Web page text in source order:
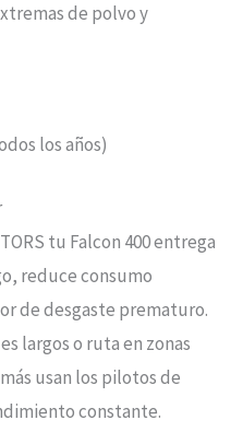
de polvo y
los años)
tu Falcon 400 entrega
reduce consumo
de desgaste prematuro.
largos o ruta en zonas
usan los pilotos de
constante.